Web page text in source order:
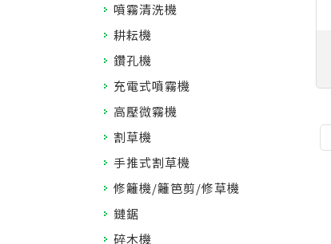
噴霧清洗機
耕耘機
鑽孔機
充電式噴霧機
高壓微霧機
割草機
手推式割草機
修籬機/籬笆剪/修草機
鏈鋸
碎木機